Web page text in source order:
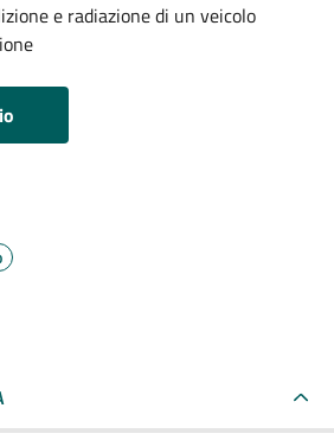
e radiazione di un veicolo